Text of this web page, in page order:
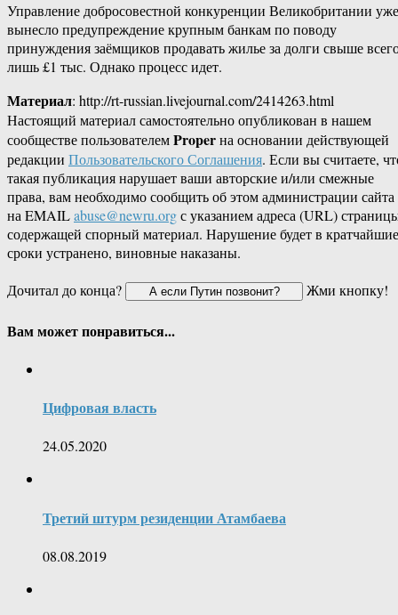
Управление добросовестной конкуренции Великобритании уже
вынесло предупреждение крупным банкам по поводу
принуждения заёмщиков продавать жилье за долги свыше
лишь £1 тыс. Однако процесс идет.
Материал: http://rt-russian.livejournal.com/2414263.html
Настоящий материал самостоятельно опубликован в нашем
сообществе пользователемProperна основании действующей
редакции Пользовательского Соглашения. Если вы считаете,
такая публикация нарушает ваши авторские и/или смежные
права, вам необходимо сообщить об этом администрации сайта
на EMAILabuse@newru.orgс указанием адреса (URL)
содержащей спорный материал. Нарушение будет в кратчайшие
сроки устранено, виновные наказаны.
Дочитал до конца?
Жми кнопку!
Вам может понравиться...
Цифровая власть
24.05.2020
Третий штурм резиденции Атамбаева
08.08.2019